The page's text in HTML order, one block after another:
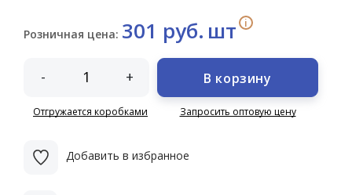
Розничная цена: 301 руб. шт i
- +
Отгружается коробками
В корзину
Запросить оптовую цену
Добавить в избранное